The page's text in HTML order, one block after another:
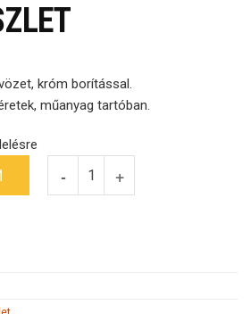
króm borítással.
műanyag tartóban.